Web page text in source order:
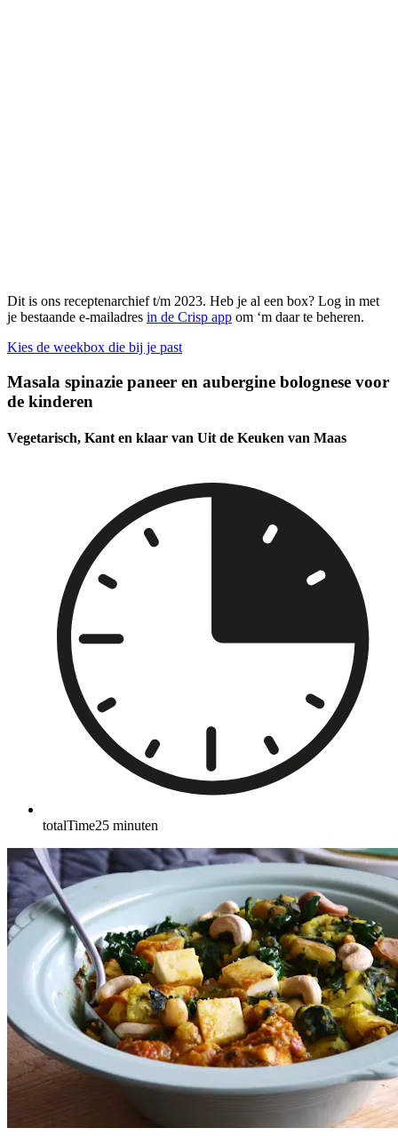
Dit is ons receptenarchief t/m 2023. Heb je al een box? Log in met
je bestaande e-mailadres in de Crisp app om ‘m daar te beheren.
Kies de weekbox die bij je past
Masala spinazie paneer en aubergine bolognese voor
de kinderen
Vegetarisch, Kant en klaar van Uit de Keuken van Maas
totalTime25 minuten